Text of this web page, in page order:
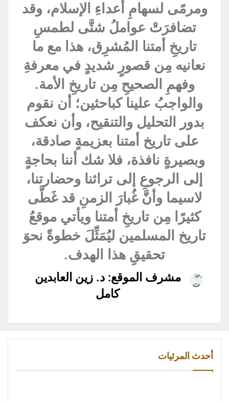
ومرمًى لسهامِ أعداءِ الإسلام، وقد
تضافرَتْ عواملُ شتَّى لطمسِ
تاريخِ أمتنا المُشرِق، هذا مع ما
نعانيه مِن قصورٍ شديدٍ في معرفةِ
وفهمِ الصحيحِ مِن تاريخِ الأمة.
والواجبُ علينا كباحثين؛ أن نقوم
بدور التحليل والتنقيح، وأن نعكف
على تاريخ أمتنا بعزيمةٍ صادقة،
وبصيرةٍ نافذة، فلا شك أننا بحاجةٍ
إلى الرجوعِ إلى تراثنا وحضارتنا،
لاسيما وأنَّ غُبارَ الزمنِ قد غَطَّى
كثيرًا مِن تاريخِ أمتنا ويأتي موقعُ
تاريخ المسلمين ليُمَثِّلَ خطوةً نحوَ
تحقيقِِ هذا الهدف.
مشرف الموقع: د. زين العابدين
كامل
أحدث المرئيات